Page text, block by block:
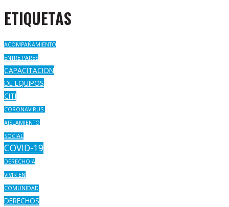
ETIQUETAS
ACOMPAÑAMIENTO
ENTRE PARES
CAPACITACION
DE EQUIPOS
CITI
CORONAVIRUS.
AISLAMIENTO
SOCIAL
COVID-19
DERECHO A
VIVIR EN
COMUNIDAD
DERECHOS